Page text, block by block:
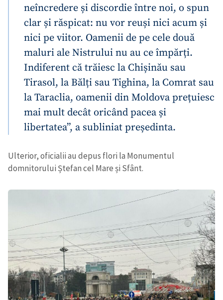
neîncredere și discordie între noi, o spun
clar și răspicat: nu vor reuși nici acum și
nici pe viitor. Oamenii de pe cele două
maluri ale Nistrului nu au ce împărți.
Indiferent că trăiesc la Chișinău sau
Tirasol, la Bălți sau Tighina, la Comrat sau
la Taraclia, oamenii din Moldova prețuiesc
mai mult decât oricând pacea și
libertatea”, a subliniat președinta.
Ulterior, oficialii au depus flori la Monumentul
domnitorului Ștefan cel Mare și Sfânt.